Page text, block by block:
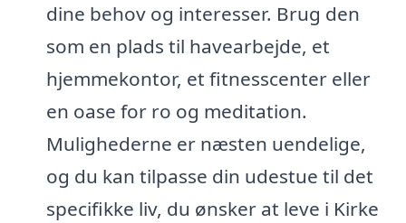
dine behov og interesser. Brug den
som en plads til havearbejde, et
hjemmekontor, et fitnesscenter eller
en oase for ro og meditation.
Mulighederne er næsten uendelige,
og du kan tilpasse din udestue til det
specifikke liv, du ønsker at leve i Kirke